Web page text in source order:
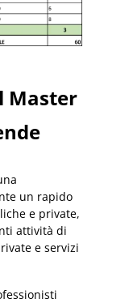
Master
un rapido
e private,
attività di
e servizi